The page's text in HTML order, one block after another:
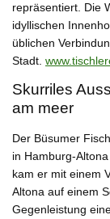
repräsentiert. Die
idyllischen
üblichen
Stadt.
Skurriles
am meer
Der Büsumer
in Hamburg-
kam er mit einem
Altona auf einem
Gegenleistung